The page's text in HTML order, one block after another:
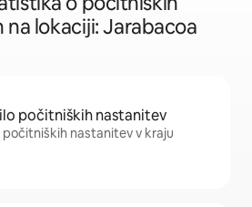
lokaciji: Jarabacoa
počitniških nastanitev
počitniških nastanitev v kraju